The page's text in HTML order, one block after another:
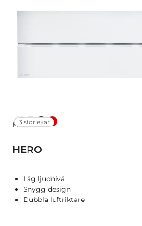
3 storlekar
MSZ-LN
HERO
Låg ljudnivå
Snygg design
Dubbla luftriktare